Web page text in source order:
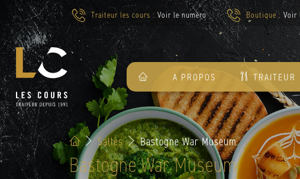
Traiteur les cours : Voir le numéro Boutique : Voir
A PROPOS TRAITEUR
Salles Bastogne War Museum
Bastogne War Museum